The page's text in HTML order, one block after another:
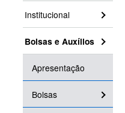
Institucional
Bolsas e Auxílios
Apresentação
Bolsas